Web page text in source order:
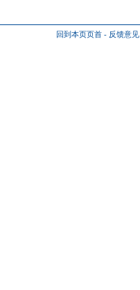
回到本页页首 - 反馈意见